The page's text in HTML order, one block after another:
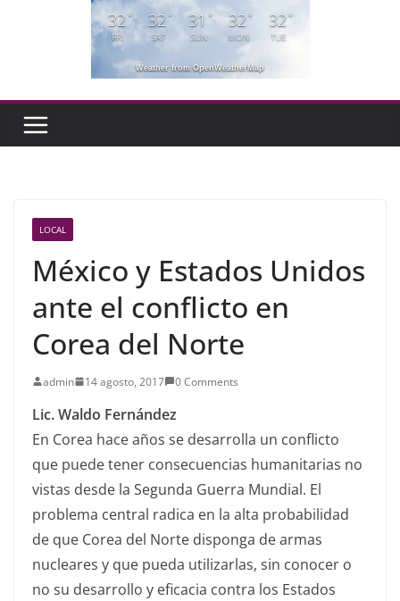
32°
FRI
32 °
SAT
31 °
SUN
32°
MON
32°
TUE
Weather from OpenWeatherMap
LOCAL
México y Estados Unidos
ante el conflicto en
Corea del Norte
admin 14 agosto, 2017 0 Comments
Lic. Waldo Fernández
En Corea hace años se desarrolla un conflicto
que puede tener consecuencias humanitarias no
vistas desde la Segunda Guerra Mundial. El
problema central radica en la alta probabilidad
de que Corea del Norte disponga de armas
nucleares y que pueda utilizarlas, sin conocer o
no su desarrollo y eficacia contra los Estados